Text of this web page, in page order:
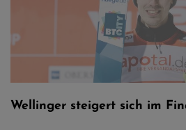
Timi Zajc beim Skifliegen in Oberstdorf
Wellinger steigert sich im